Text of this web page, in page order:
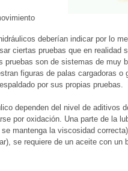
deberían indicar por lo
ciertas pruebas que en realidad
pruebas son de sistemas de muy
figuras de palas cargadoras o
por sus propias pruebas.
dependen del nivel de aditivos
por oxidación. Una parte de la
mantenga la viscosidad
se requiere de un aceite con un